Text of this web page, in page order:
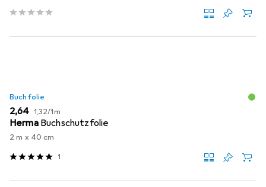
Buchfolie
EUR
2,64 EUR
1,32/1m
Herma Buchschutzfolie
2 m x 40 cm
1